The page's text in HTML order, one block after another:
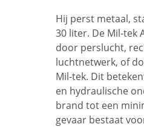
Hij perst metaal,
30 liter. De Mil-tek
door perslucht,
luchtnetwerk, of
Mil-tek. Dit
en hydraulische
brand tot een
gevaar bestaat